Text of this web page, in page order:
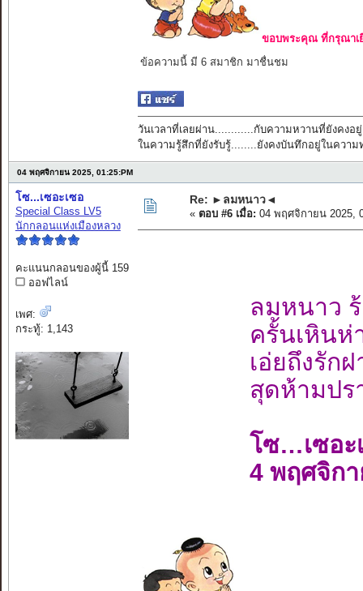
ขอบพระคุณ ที่กรุณาเ
ข้อความนี้ มี 6 สมาชิก มาชื่นชม
วันเวลาที่เลยผ่าน............กับความหวานที่ยังคงอยู่
ในความรู้สึกที่ยังรับรู้........ยังคงบันทึกอยู่ในความ
04 พฤศจิกายน 2025, 01:25:PM
โซ...เซอะเซอ
Special Class LV5
นักกลอนแห่งเมืองหลวง
คะแนนกลอนของผู้นี้ 159
ออฟไลน์
เพศ:
กระทู้: 1,143
Re: ►ลมหนาว◄
« ตอบ #6 เมื่อ: 04 พฤศจิกายน 2025,
ลมหนาว
ครั้นเหินห่
เอ่ยถึงรัก
สุดห้ามปร
โซ…เซอะ
4 พฤศจิก